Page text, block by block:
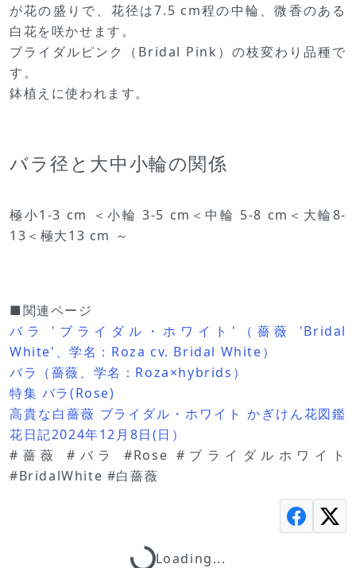
が花の盛りで、花径は7.5 cm程の中輪、微香のある
白花を咲かせます。
ブライダルピンク（Bridal Pink）の枝変わり品種で
す。
鉢植えに使われます。
バラ径と大中小輪の関係
極小1-3 cm ＜小輪 3-5 cm＜中輪 5-8 cm＜大輪8-
13＜極大13 cm ～
■関連ページ
バラ 'ブライダル・ホワイト'（薔薇 'Bridal
White'、学名：Roza cv. Bridal White）
バラ（薔薇、学名：Roza×hybrids）
特集 バラ(Rose)
高貴な白薔薇 ブライダル・ホワイト かぎけん花図鑑
花日記2024年12月8日(日）
#薔薇 #バラ #Rose #ブライダルホワイト
#BridalWhite #白薔薇
Loading...Loading...